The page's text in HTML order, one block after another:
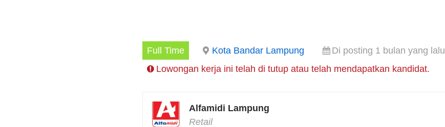
Full Time Kota Bandar Lampung
Di posting 1 bulan yang lalu
Lowongan kerja ini telah di tutup atau telah mendapatkan kandidat.
Alfamidi Lampung
Retail